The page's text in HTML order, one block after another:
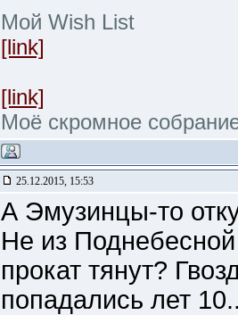
Мой Wish List
[link]
[link]
Моё скромное
25.12.2015, 15:53
А Эмузинцы-то
Не из
прокат тянут?
попадались лет